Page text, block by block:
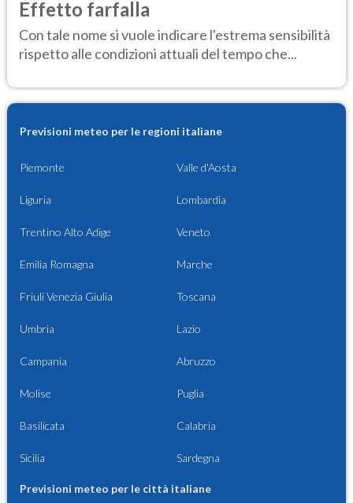
Effetto farfalla
Con tale nome si vuole indicare l'estrema sensibilità
rispetto alle condizioni attuali del tempo che...
Previsioni meteo per le regioni italiane
Piemonte Valle d'Aosta
Liguria Lombardia
Trentino Alto Adige Veneto
Emilia Romagna Marche
Friuli Venezia Giulia Toscana
Umbria Lazio
Campania Abruzzo
Molise Puglia
Basilicata Calabria
Sicilia Sardegna
Previsioni meteo per le città italiane